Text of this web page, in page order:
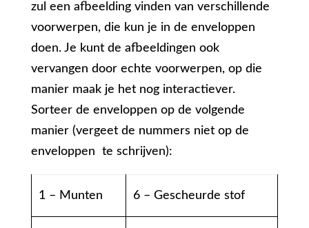
zul een afbeelding vinden van verschillende
voorwerpen, die kun je in de enveloppen
doen. Je kunt de afbeeldingen ook
vervangen door echte voorwerpen, op die
manier maak je het nog interactiever.
Sorteer de enveloppen op de volgende
manier (vergeet de nummers niet op de
enveloppen te schrijven):
1 – Munten 6 – Gescheurde stof